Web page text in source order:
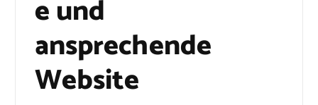
e und
ansprechende
Website